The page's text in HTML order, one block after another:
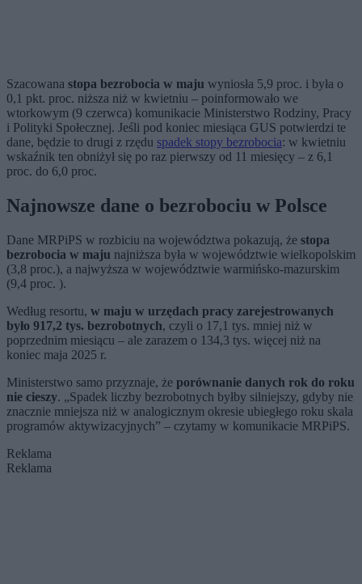
Szacowana stopa bezrobocia w maju wyniosła 5,9 proc. i była o
0,1 pkt. proc. niższa niż w kwietniu – poinformowało we
wtorkowym (9 czerwca) komunikacie Ministerstwo Rodziny, Pracy
i Polityki Społecznej. Jeśli pod koniec miesiąca GUS potwierdzi te
dane, będzie to drugi z rzędu spadek stopy bezrobocia: w kwietniu
wskaźnik ten obniżył się po raz pierwszy od 11 miesięcy – z 6,1
proc. do 6,0 proc.
Najnowsze dane o bezrobociu w Polsce
Dane MRPiPS w rozbiciu na województwa pokazują, że stopa
bezrobocia w maju najniższa była w województwie wielkopolskim
(3,8 proc.), a najwyższa w województwie warmińsko-mazurskim
(9,4 proc. ).
Według resortu, w maju w urzędach pracy zarejestrowanych
było 917,2 tys. bezrobotnych, czyli o 17,1 tys. mniej niż w
poprzednim miesiącu – ale zarazem o 134,3 tys. więcej niż na
koniec maja 2025 r.
Ministerstwo samo przyznaje, że porównanie danych rok do roku
nie cieszy. „Spadek liczby bezrobotnych byłby silniejszy, gdyby nie
znacznie mniejsza niż w analogicznym okresie ubiegłego roku skala
programów aktywizacyjnych” – czytamy w komunikacie MRPiPS.
Reklama
Reklama